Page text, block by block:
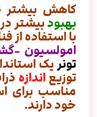
کاهش بیشتر
بهبودبیشتر
با استفاده از
امولسیون -
تونریک
توزیع اندازه
مناسب برای
خود دارند.